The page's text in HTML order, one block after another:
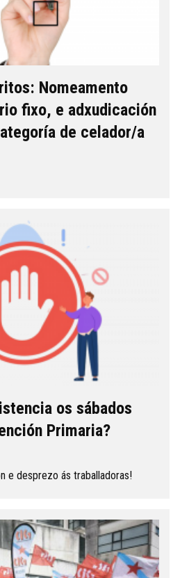
Nomeamento
fixo, e adxudicación
de celador/a
os sábados
Primaria?
e desprezo ás traballadoras!